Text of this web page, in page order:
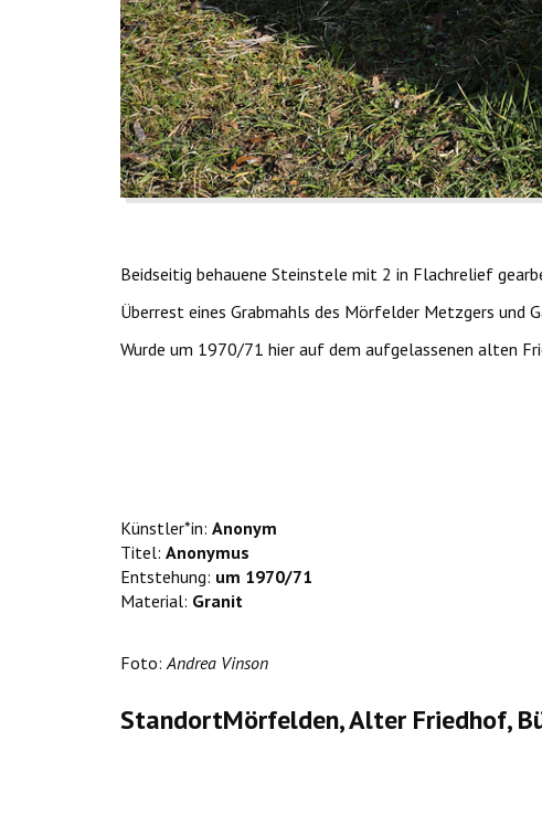
Beidseitig behauene Steinstele mit 2 in Flachrelief
Überrest eines Grabmahls des Mörfelder Metzgers und
Wurde um 1970/71 hier auf dem aufgelassenen alten
Künstler*in: Anonym
Titel: Anonymus
Entstehung: um 1970/71
Material: Granit
Foto:Andrea Vinson
StandortMörfelden, Alter Friedhof,